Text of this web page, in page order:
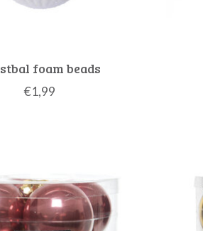
foam beads
€1,99